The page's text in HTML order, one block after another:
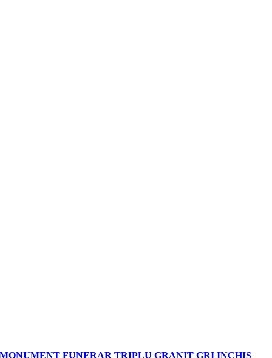
MONUMENT FUNERAR TRIPLU GRANIT GRI INCHIS